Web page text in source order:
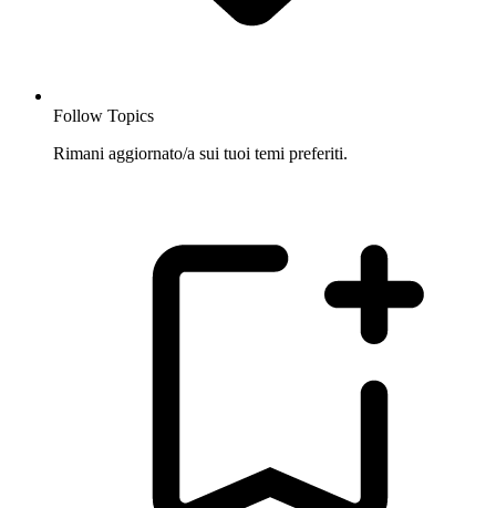
Follow Topics
Rimani aggiornato/a sui tuoi temi preferiti.